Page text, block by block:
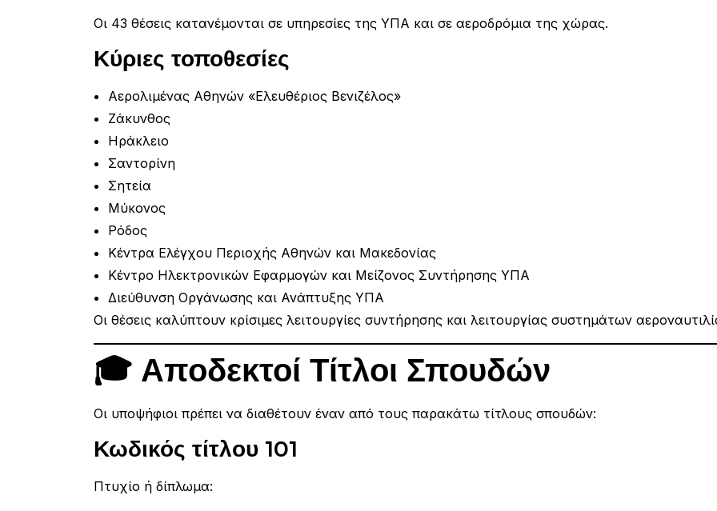
Οι 43 θέσεις κατανέμονται σε υπηρεσίες της ΥΠΑ και σε αεροδρόμια της χώρας.
Κύριες τοποθεσίες
Αερολιμένας Αθηνών «Ελευθέριος Βενιζέλος»
Ζάκυνθος
Ηράκλειο
Σαντορίνη
Σητεία
Μύκονος
Ρόδος
Κέντρα Ελέγχου Περιοχής Αθηνών και Μακεδονίας
Κέντρο Ηλεκτρονικών Εφαρμογών και Μείζονος Συντήρησης ΥΠΑ
Διεύθυνση Οργάνωσης και Ανάπτυξης ΥΠΑ
Οι θέσεις καλύπτουν κρίσιμες λειτουργίες συντήρησης και λειτουργίας συστημάτων
🎓 Αποδεκτοί Τίτλοι Σπουδών
Οι υποψήφιοι πρέπει να διαθέτουν έναν από τους παρακάτω τίτλους σπουδών:
Κωδικός τίτλου 101
Πτυχίο ή δίπλωμα: